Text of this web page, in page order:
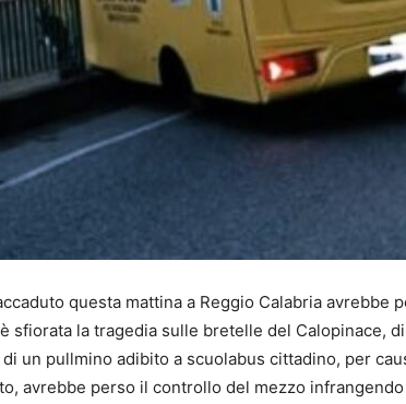
questa mattina a Reggio Calabria avrebbe
sfiorata la tragedia sulle bretelle del Calopinace,
un pullmino adibito a scuolabus cittadino, per
avrebbe perso il controllo del mezzo